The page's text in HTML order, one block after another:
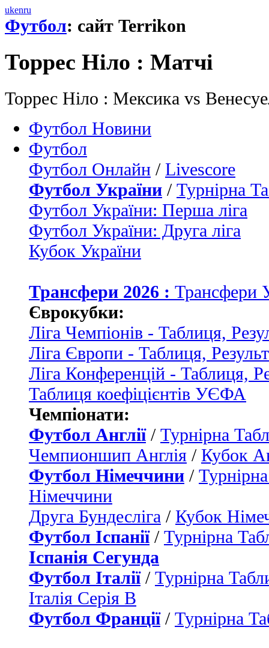
ukenru
Футбол: сайт Terrikon
Торрес Ніло : Матчi
Торрес Ніло : Мексика vs
Футбол Новини
Футбол
Футбол Онлайн / Livescore
Футбол України / Турнірна
Футбол України: Перша ліга
Футбол України: Друга ліга
Кубок України
Трансфери 2026 : Трансфери
Єврокубки:
Ліга Чемпіонів - Таблиця,
Ліга Європи - Таблиця,
Ліга Конференцій - Таблиця,
Таблиця коефіцієнтів УЄФА
Чемпіонати:
Футбол Англії/ Турнірна
Чемпионшип Англія / Кубок
Футбол Німеччини /
Німеччини
Друга Бундесліга / Кубок
Футбол Іспанії/ Турнірна
Іспанія Сегунда
Футбол Італії/ Турнірна
Італія Серія B
Футбол Франції/ Турнірна